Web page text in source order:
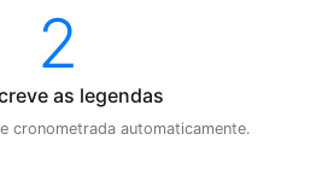
2
as legendas
cronometrada automaticamente.